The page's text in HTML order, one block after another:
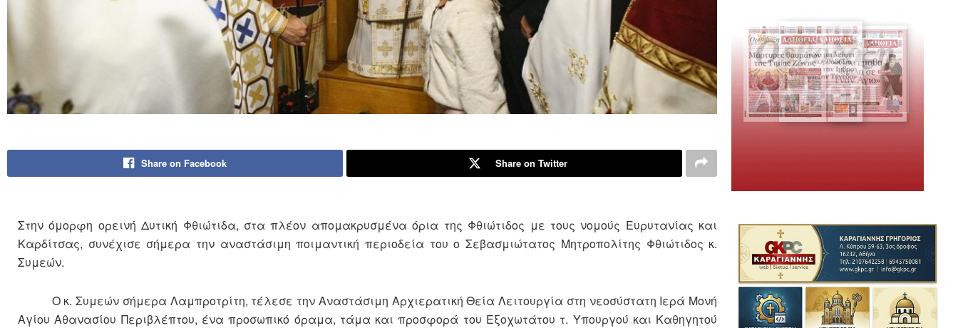
Share on Facebook Share on Twitter
Στην όμορφη ορεινή Δυτική Φθιώτιδα, στα πλέον απομακρυσμένα όρια της Φθιώτιδος με τους νομούς Ευρυτανίας και
Καρδίτσας, συνέχισε σήμερα την αναστάσιμη ποιμαντική περιοδεία του ο Σεβασμιώτατος Μητροπολίτης Φθιώτιδος κ.
Συμεών.
Ο κ. Συμεών σήμερα Λαμπροτρίτη, τέλεσε την Αναστάσιμη Αρχιερατική Θεία Λειτουργία στη νεοσύστατη Ιερά Μονή
Αγίου Αθανασίου Περιβλέπτου, ένα προσωπικό όραμα, τάμα και προσφορά του Εξοχωτάτου τ. Υπουργού και Καθηγητού